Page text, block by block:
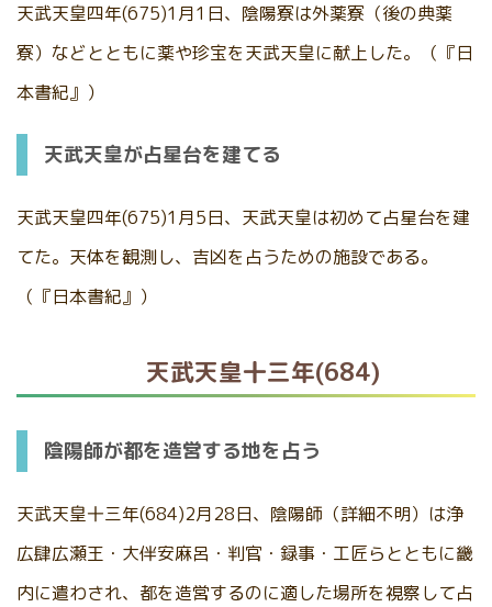
天武天皇四年(675)1月1日、陰陽寮は外薬寮（後の典薬
寮）などとともに薬や珍宝を天武天皇に献上した。（『日
本書紀』）
天武天皇が占星台を建てる
天武天皇四年(675)1月5日、天武天皇は初めて占星台を建
てた。天体を観測し、吉凶を占うための施設である。
（『日本書紀』）
天武天皇十三年(684)
陰陽師が都を造営する地を占う
天武天皇十三年(684)2月28日、陰陽師（詳細不明）は浄
広肆広瀬王・大伴安麻呂・判官・録事・工匠らとともに畿
内に遣わされ、都を造営するのに適した場所を視察して占